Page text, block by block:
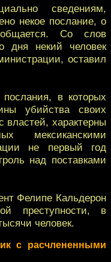
сведениям,
некое послание, о
Со слов
дня некий человек
оставил
в которых
убийства своих
властей, характерны
мексиканскими
не первый год
над поставками
Фелипе Кальдерон
преступности, в
человек.
с расчлененными